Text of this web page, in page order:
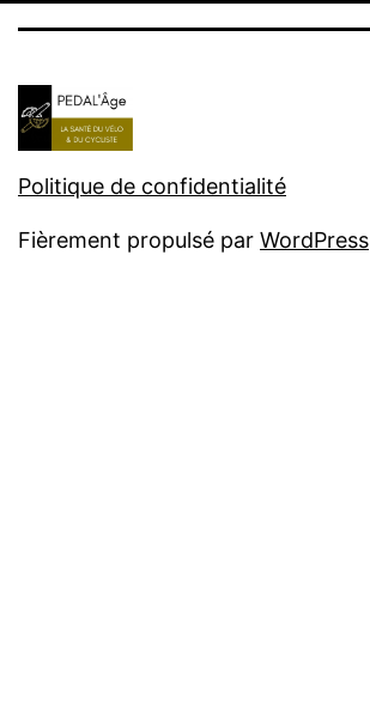
Politique de confidentialité
Fièrement propulsé par WordPress